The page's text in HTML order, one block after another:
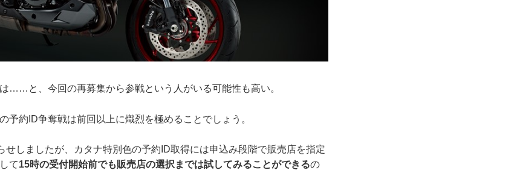
……と、今回の再募集から参戦という人がいる可能性も高い。
予約ID争奪戦は前回以上に熾烈を極めることでしょう。
せしましたが、カタナ特別色の予約ID取得には申込み段階で販売店を指定
て15時の受付開始前でも販売店の選択までは試してみることができるの